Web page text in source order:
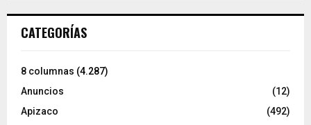
CATEGORÍAS
8 columnas (4.287)
Anuncios
(12)
Apizaco
(492)